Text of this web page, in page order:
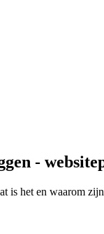
-
is het en waarom